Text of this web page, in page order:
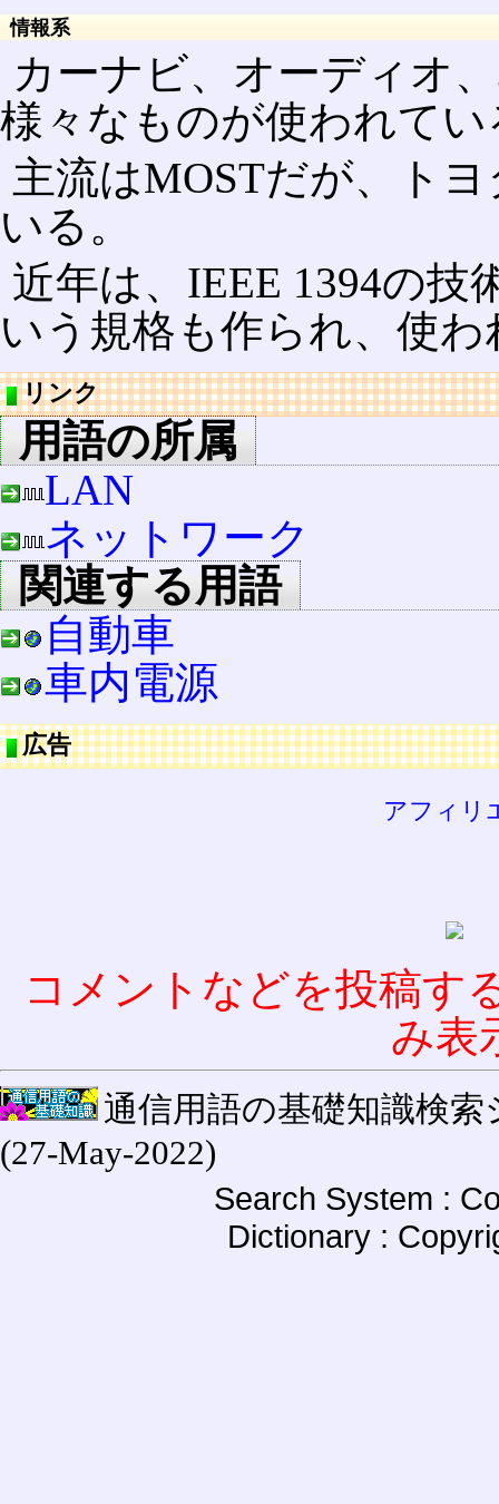
情報系
カーナビ、オーディオ
様々なものが使われてい
主流はMOSTだが、ト
いる。
近年は、IEEE 1394の技
いう規格も作られ、使
リンク
用語の所属
LAN
ネットワーク
関連する用語
自動車
車内電源
広告
アフィリ
コメントなどを投稿す
み表
通信用語の基礎知識検索
(27-May-2022)
Search System :
Dictionary :